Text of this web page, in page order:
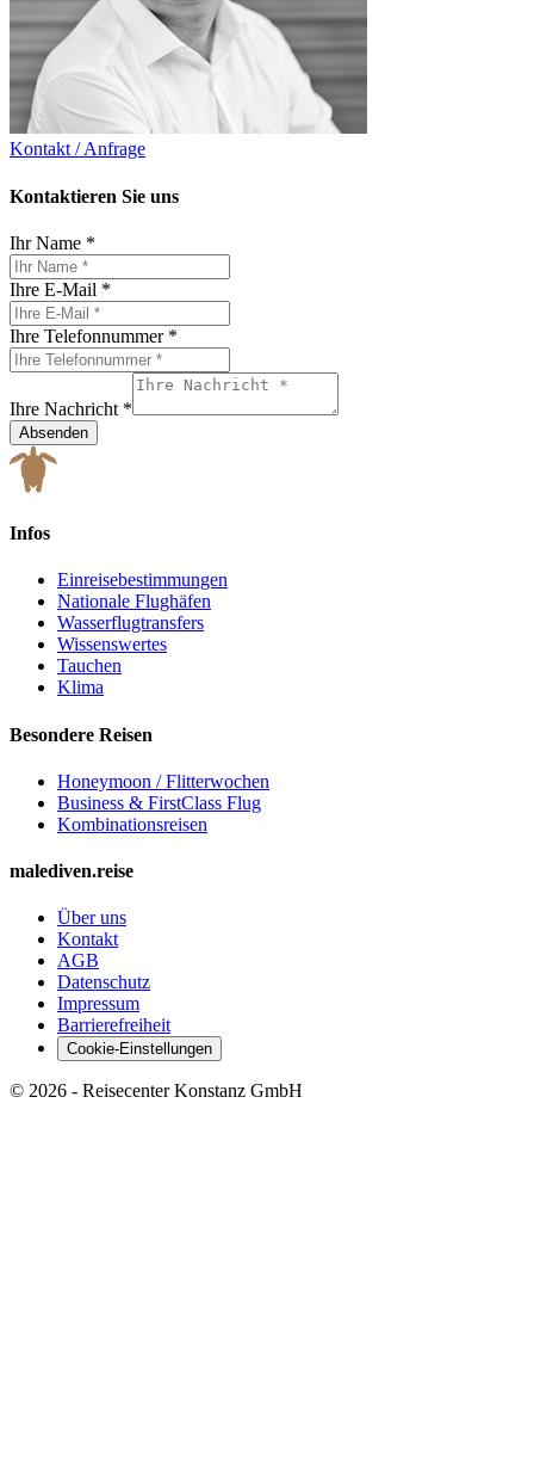
Kontakt / Anfrage
Kontaktieren Sie uns
Ihr Name *
Ihre E-Mail *
Ihre Telefonnummer *
Ihre Nachricht *
Absenden
Infos
Einreisebestimmungen
Nationale Flughäfen
Wasserflugtransfers
Wissenswertes
Tauchen
Klima
Besondere Reisen
Honeymoon / Flitterwochen
Business & FirstClass Flug
Kombinationsreisen
malediven.reise
Über uns
Kontakt
AGB
Datenschutz
Impressum
Barrierefreiheit
Cookie-Einstellungen
© 2026 - Reisecenter Konstanz GmbH